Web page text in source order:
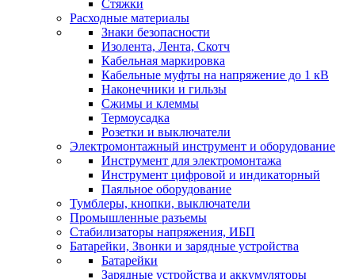
Стяжки
Расходные материалы
Знаки безопасности
Изолента, Лента, Скотч
Кабельная маркировка
Кабельные муфты на напряжение до 1 кВ
Наконечники и гильзы
Сжимы и клеммы
Термоусадка
Розетки и выключатели
Электромонтажный инструмент и оборудование
Инструмент для электромонтажа
Инструмент цифровой и индикаторный
Паяльное оборудование
Тумблеры, кнопки, выключатели
Промышленные разъемы
Стабилизаторы напряжения, ИБП
Батарейки, Звонки и зарядные устройства
Батарейки
Зарядные устройства и аккумуляторы